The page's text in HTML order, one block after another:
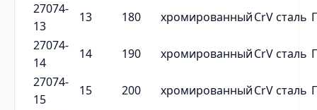
27074-
13
13 180 хромированныйCrV сталь
27074-
14
14 190 хромированныйCrV сталь
27074-
15
15 200 хромированныйCrV сталь